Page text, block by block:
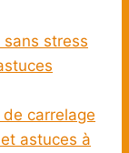
stress
carrelage
astuces à